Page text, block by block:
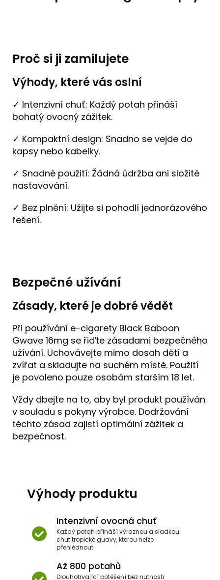
Proč si ji zamilujete
Výhody, které vás oslní
✓ Intenzivní chuť: Každý potah přináší
bohatý ovocný zážitek.
✓ Kompaktní design: Snadno se vejde do
kapsy nebo kabelky.
✓ Snadné použití: Žádná údržba ani složité
nastavování.
✓ Bez plnění: Užijte si pohodlí jednorázového
řešení.
Bezpečné užívání
Zásady, které je dobré vědět
Při používání e-cigarety Black Baboon
Gwave 16mg se řiďte zásadami bezpečného
užívání. Uchovávejte mimo dosah dětí a
zvířat a skladujte na suchém místě. Použití
je povoleno pouze osobám starším 18 let.
Vždy dbejte na to, aby byl produkt používán
v souladu s pokyny výrobce. Dodržování
těchto zásad zajistí optimální zážitek a
bezpečnost.
Výhody produktu
Intenzivní ovocná chuť
Každý potah přináší výraznou a sladkou
chuť tropické guavy, kterou nelze
přehlédnout.
Až 800 potahů
Dlouhotrvající potěšení bez nutnosti